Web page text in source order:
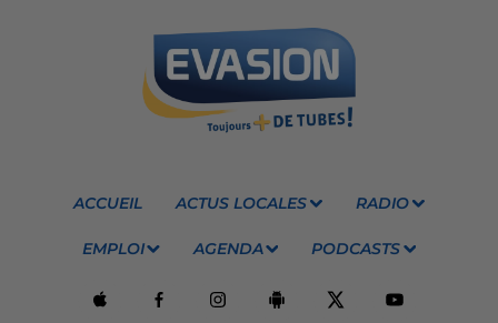
ACCUEIL ACTUS LOCALES RADIO
EMPLOI AGENDA PODCASTS